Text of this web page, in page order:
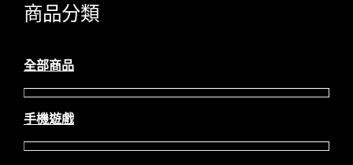
商品分類
全部商品
手機遊戲